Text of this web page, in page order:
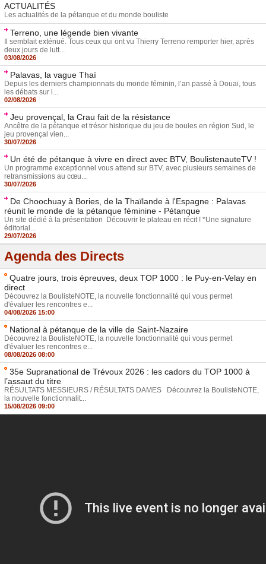
ACTUALITÉS
Les actualités de la pétanque et du monde bouliste
Terreno, une légende bien vivante
Il semblait exténué. Tous ceux qui ont vu Thierry Terreno remporter hier, après
deux jours de lutt...
03/08/2026
Palavas, la vague Thaï
Depuis les derniers championnats du monde féminin, l’an passé à Douai, tous
les débats sur l...
02/08/2026
Jeu provençal, la Crau fait de la résistance
Ancêtre de la pétanque et trésor historique du jeu de boules en région Sud, le
jeu provençal vien...
30/07/2026
Un été de pétanque à vivre en direct avec BTV, BoulistenauteTV !
Un programme exceptionnel vous attend sur BTV, avec plusieurs semaines de
retransmissions au cœu...
30/07/2026
De Choochuay à Bories, de la Thaïlande à l'Espagne : Palavas
réunit le monde de la pétanque féminine - Pétanque
Un site dédié à la présentation Découvrir le plateau en récit ! *Une signature
éditorial...
29/07/2026
Agenda des Directs
Quatre jours, trois épreuves, deux TOP 1000 : le Puy-en-Velay en
direct
Découvrez la BoulisteNOTE, la nouvelle fonctionnalité qui vous permet
d'évaluer les rencontres e...
04/08/2026 15:00
National à pétanque de la ville de Saint-Nazaire
Découvrez la BoulisteNOTE, la nouvelle fonctionnalité qui vous permet
d'évaluer les rencontres e...
08/08/2026 08:00
35e Supranational de Trévoux 2026 : les cadors du TOP 1000 à
l’assaut du titre
RÉSULTATS MESSIEURS / RÉSULTATS DAMES Découvrez la BoulisteNOTE,
la nouvelle fonctionnalit...
15/08/2026 09:00